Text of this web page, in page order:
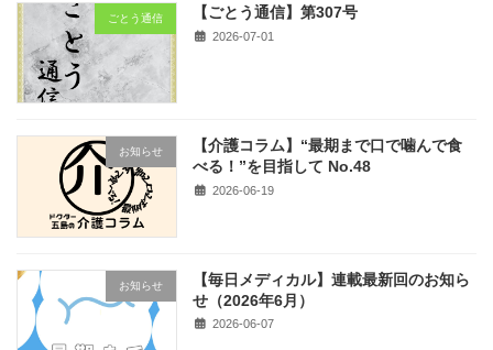
ごとう通信 【ごとう通信】第307号
2026-07-01
お知らせ
【介護コラム】“最期まで口で噛んで食
べる！”を目指して No.48
2026-06-19
お知らせ
【毎日メディカル】連載最新回のお知ら
せ（2026年6月）
2026-06-07